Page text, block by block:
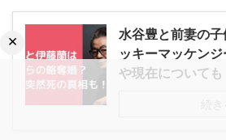
水谷豊と前妻の子
ッキーマッケン
や現在についても
×